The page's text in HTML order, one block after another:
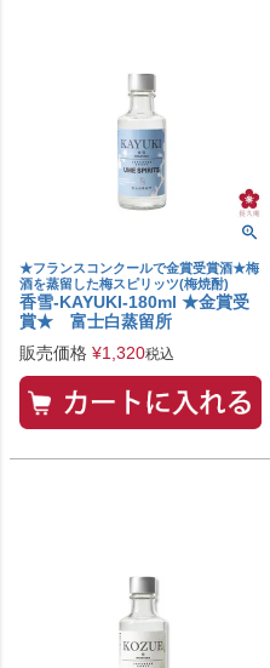
★フランスコンクールで金賞受賞酒★梅
酒を蒸留した梅スピリッツ(梅焼酎)
香雪-KAYUKI-180ml ★金賞受
賞★ 富士白蒸留所
販売価格 ¥1,320税込